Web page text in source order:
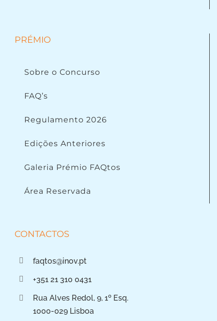
PRÉMIO
Sobre o Concurso
FAQ’s
Regulamento 2026
Edições Anteriores
Galeria Prémio FAQtos
Área Reservada
CONTACTOS
faqtos@inov.pt
+351 21 310 0431
Rua Alves Redol, 9, 1º Esq.
1000-029 Lisboa